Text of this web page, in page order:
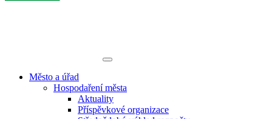
Město a úřad
Hospodaření města
Aktuality
Příspěvkové organizace